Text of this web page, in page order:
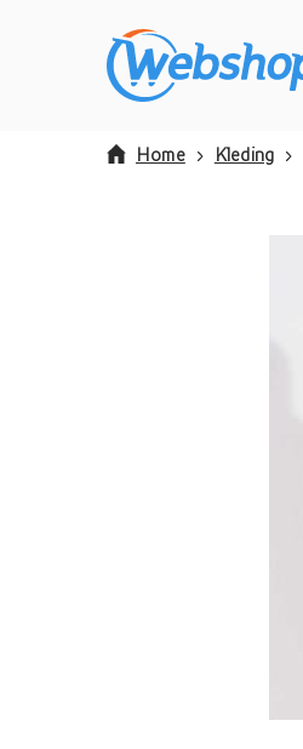
Home Kleding